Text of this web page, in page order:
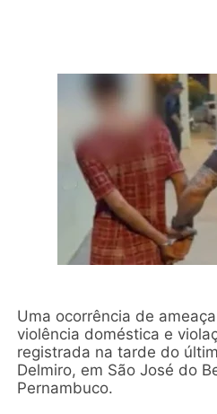
Uma ocorrência de
violência doméstica e
registrada na tarde do
Delmiro, em São José do
Pernambuco.